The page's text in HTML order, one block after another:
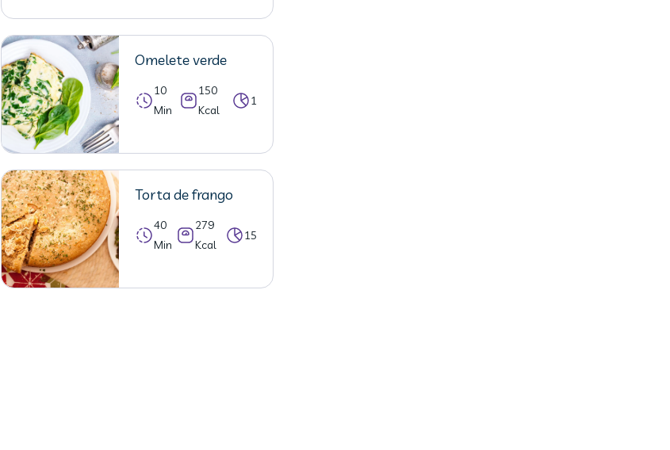
Omelete verde
10
Min
150
Kcal
1
Torta de frango
40
Min
279
Kcal
15